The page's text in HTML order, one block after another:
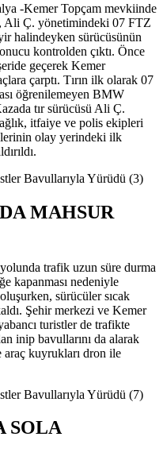
-Kemer Topçam mevkiinde
Ali Ç. yönetimindeki 07 FTZ
halindeyken sürücüsünün
kontrolden çıktı. Önce
geçerek Kemer
çarptı. Tırın ilk olarak 07
öğrenilemeyen BMW
tır sürücüsü Ali Ç.
itfaiye ve polis ekipleri
olay yerindeki ilk
MAHSUR
trafik uzun süre durma
kapanması nedeniyle
sürücüler sıcak
Şehir merkezi ve Kemer
turistler de trafikte
inip bavullarını da alarak
kuyrukları dron ile
SOLA